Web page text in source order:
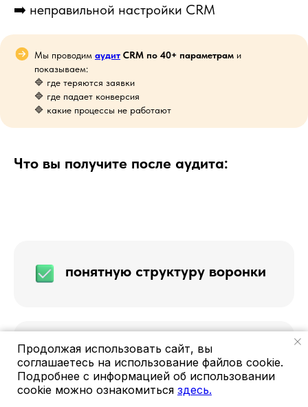
➡️ неправильной настройки CRM
Мы проводим аудит CRM по 40+ параметрам и
показываем:
🔷 где теряются заявки
🔷 где падает конверсия
🔷 какие процессы не работают
Что вы получите после аудита:
понятную структуру воронки
точки роста продаж
Есть вопросы? Напишите нам
Продолжая использовать сайт, вы
соглашаетесь на использование файлов cookie.
Подробнее с информацией об использовании
cookie можно ознакомиться здесь.